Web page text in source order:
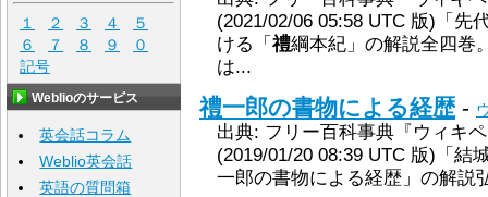
(2021/02/06 05:58 UTC 版)「先
ける「禮綱本紀」の解説全四巻
は...
禮一郎の書物による経歴-
出典: フリー百科事典『ウィキ
(2019/01/20 08:39 UTC 版)「結
一郎の書物による経歴」の解説
１ ２ ３ ４
５
６
７ ８ ９
０
記号
Weblioのサービス
英会話コラム
Weblio英会話
英語の質問箱